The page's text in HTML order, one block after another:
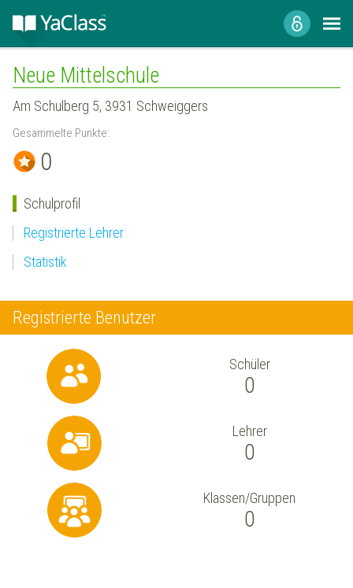
Neue Mittelschule
Am Schulberg 5, 3931 Schweiggers
Gesammelte Punkte:
0
Schulprofil
Registrierte Lehrer
Statistik
Registrierte Benutzer
Schüler
0
Lehrer
0
Klassen/Gruppen
0